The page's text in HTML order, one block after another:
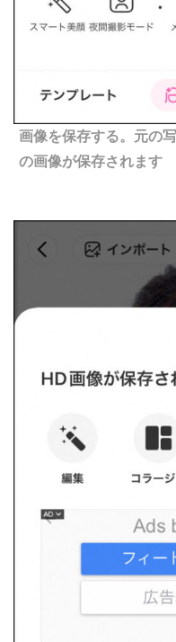
画像を保存する。元の
の画像が保存されます